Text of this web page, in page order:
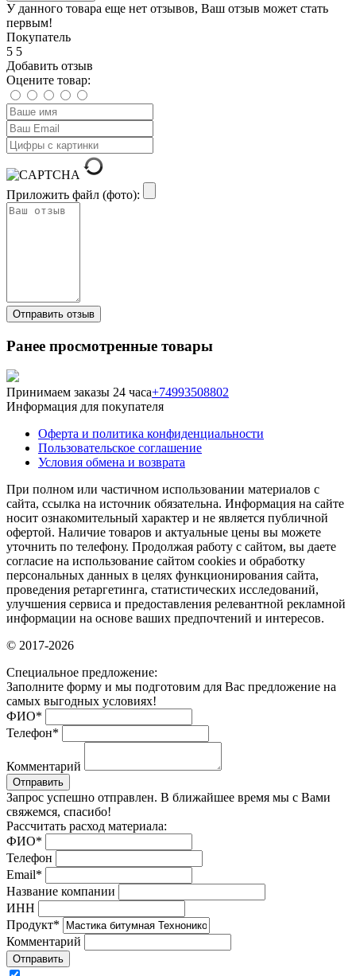
У данного товара еще нет отзывов, Ваш отзыв может стать
первым!
Покупатель
5 5
Добавить отзыв
Оцените товар:
Приложить файл (фото):
Ранее просмотренные товары
Принимаем заказы 24 часа+74993508802
Информация для покупателя
Оферта и политика конфиденциальности
Пользовательское соглашение
Условия обмена и возврата
При полном или частичном использовании материалов с
сайта, ссылка на источник обязательна. Информация на сайте
носит ознакомительный характер и не является публичной
офертой. Наличие товаров и актуальные цены вы можете
уточнить по телефону. Продолжая работу с сайтом, вы даете
согласие на использование сайтом cookies и обработку
персональных данных в целях функционирования сайта,
проведения ретаргетинга, статистических исследований,
улучшения сервиса и предоставления релевантной рекламной
информации на основе ваших предпочтений и интересов.
© 2017-2026
Специальное предложение:
Заполните форму и мы подготовим для Вас предложение на
самых выгодных условиях!
ФИО*
Телефон*
Комментарий
Отправить
Запрос успешно отправлен. В ближайшее время мы с Вами
свяжемся, спасибо!
Рассчитать расход материала:
ФИО*
Телефон
Email*
Название компании
ИНН
Продукт*
Комментарий
Отправить